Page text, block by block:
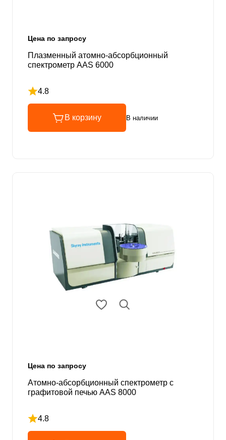
Цена по запросу
Плазменный атомно-абсорбционный
спектрометр AAS 6000
4.8
Рейтинг 4.8 из 5
В корзину В наличии
Цена по запросу
Атомно-абсорбционный спектрометр с
графитовой печью AAS 8000
4.8
Рейтинг 4.8 из 5